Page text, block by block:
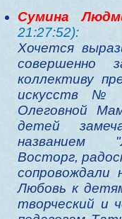
Cумина
21:27:52):
Хочется
совершенно
коллективу
искусств №
Олеговной
детей
названием
Восторг,
сопровождали
Любовь к
творческий и